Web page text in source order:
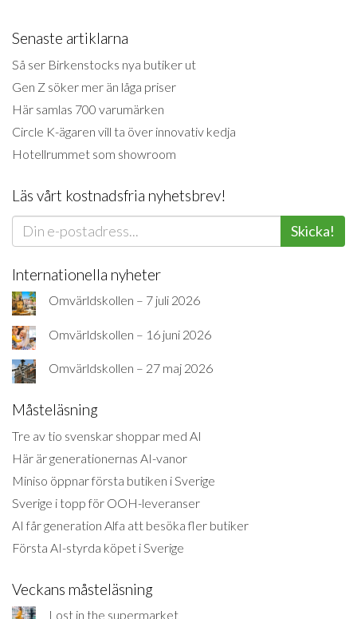
Senaste artiklarna
Så ser Birkenstocks nya butiker ut
Gen Z söker mer än låga priser
Här samlas 700 varumärken
Circle K-ägaren vill ta över innovativ kedja
Hotellrummet som showroom
Läs vårt kostnadsfria nyhetsbrev!
Skicka!
Internationella nyheter
Omvärldskollen – 7 juli 2026
Omvärldskollen – 16 juni 2026
Omvärldskollen – 27 maj 2026
Måsteläsning
Tre av tio svenskar shoppar med AI
Här är generationernas AI-vanor
Miniso öppnar första butiken i Sverige
Sverige i topp för OOH-leveranser
AI får generation Alfa att besöka fler butiker
Första AI-styrda köpet i Sverige
Veckans måsteläsning
Lost in the supermarket